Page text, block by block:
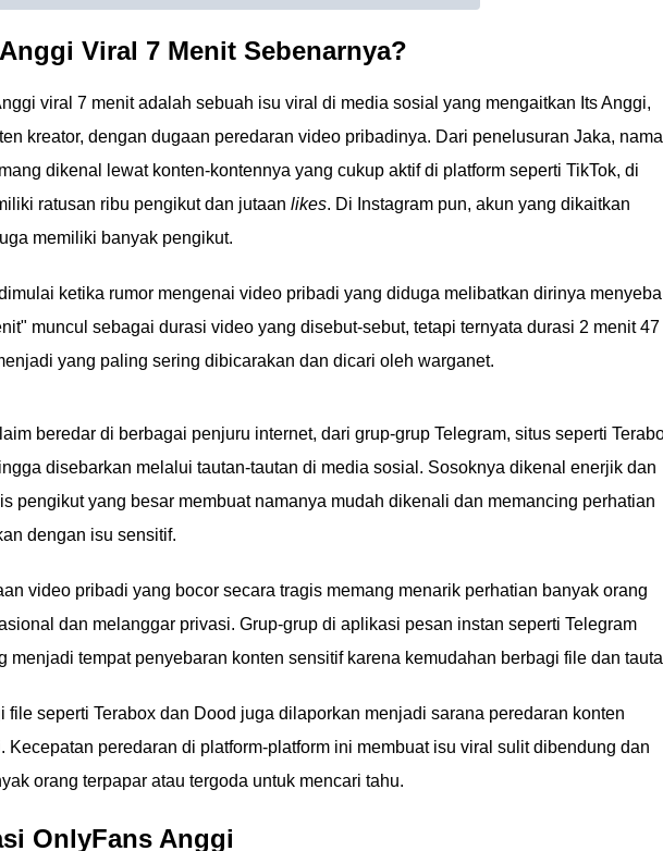
Viral 7 Menit Sebenarnya?
viral 7 menit adalah sebuah isu viral di media sosial yang mengaitkan Its Anggi,
kreator, dengan dugaan peredaran video pribadinya. Dari penelusuran Jaka, nama
dikenal lewat konten-kontennya yang cukup aktif di platform seperti TikTok, di
ratusan ribu pengikut dan jutaan likes. Di Instagram pun, akun yang dikaitkan
memiliki banyak pengikut.
ketika rumor mengenai video pribadi yang diduga melibatkan dirinya
muncul sebagai durasi video yang disebut-sebut, tetapi ternyata durasi 2 menit 47
yang paling sering dibicarakan dan dicari oleh warganet.
beredar di berbagai penjuru internet, dari grup-grup Telegram, situs seperti
disebarkan melalui tautan-tautan di media sosial. Sosoknya dikenal enerjik dan
pengikut yang besar membuat namanya mudah dikenali dan memancing perhatian
dengan isu sensitif.
video pribadi yang bocor secara tragis memang menarik perhatian banyak orang
dan melanggar privasi. Grup-grup di aplikasi pesan instan seperti Telegram
menjadi tempat penyebaran konten sensitif karena kemudahan berbagi file dan
file seperti Terabox dan Dood juga dilaporkan menjadi sarana peredaran konten
Kecepatan peredaran di platform-platform ini membuat isu viral sulit dibendung dan
orang terpapar atau tergoda untuk mencari tahu.
OnlyFans Anggi